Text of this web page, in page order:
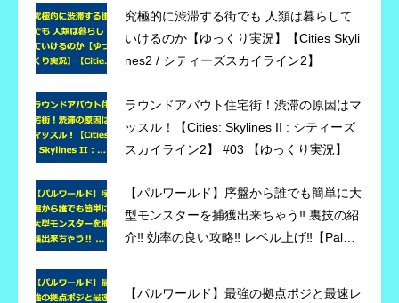
究極的に渋滞する街でも 人類は暮らして
いけるのか【ゆっくり実況】【Cities Skyli
nes2 / シティーズスカイライン2】
ラウンドアバウト住宅街！渋滞の原因はマ
ッスル！【Cities: Skylines II : シティーズ
スカイライン2】 #03 【ゆっくり実況】
【パルワールド】序盤から誰でも簡単に大
型モンスターを捕獲出来ちゃう‼ 裏技の紹
介‼ 効率の良い攻略‼ レベル上げ‼【Palwor
【パルワールド】最強の拠点ポジと最速レ